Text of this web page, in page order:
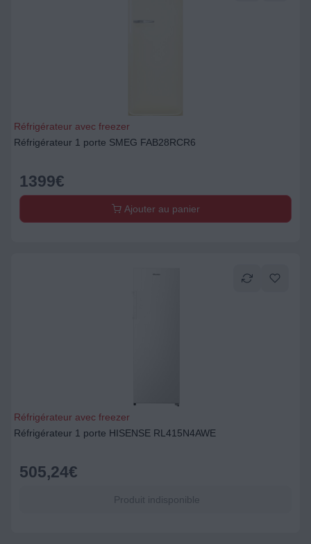
Réfrigérateur avec freezer
Réfrigérateur 1 porte SMEG FAB28RCR6
1399€
Ajouter au panier
Réfrigérateur avec freezer
Réfrigérateur 1 porte HISENSE RL415N4AWE
505,24€
Produit indisponible